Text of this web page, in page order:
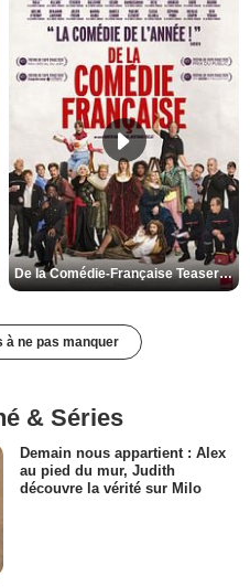
De la Comédie-Française Teaser VF
à ne pas manquer
& Séries
Demain nous appartient : Alex
au pied du mur, Judith
découvre la vérité sur Milo